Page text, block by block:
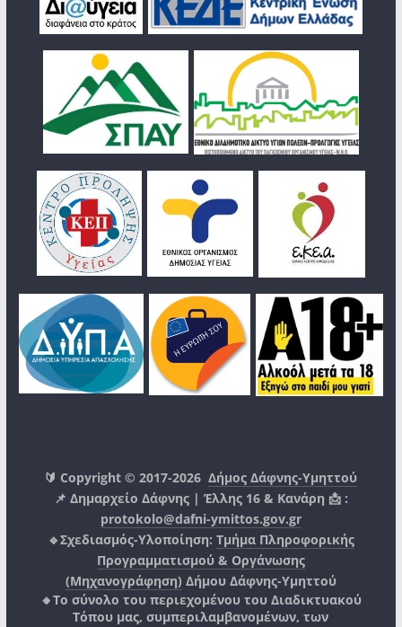
🔰 Copyright © 2017-2026Δήμος Δάφνης-Υμηττού
📌 Δημαρχείο Δάφνης | Έλλης 16 & Κανάρη 📩 :
protokolo@dafni-ymittos.gov.gr
🔹Σχεδιασμός-Υλοποίηση: Τμήμα Πληροφορικής
Προγραμματισμού & Οργάνωσης
(Μηχανογράφηση) Δήμου Δάφνης-Υμηττού
🔸Το σύνολο του περιεχομένου του Διαδικτυακού
Τόπου μας, συμπεριλαμβανομένων, των